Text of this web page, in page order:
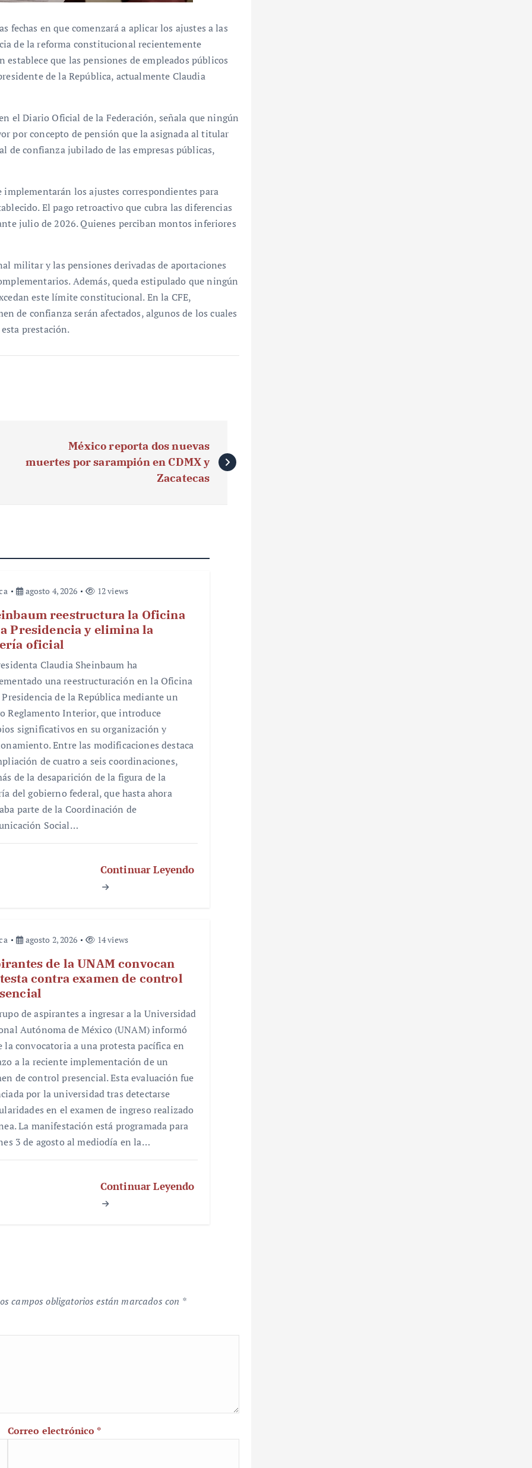
fechas en que comenzará a aplicar los ajustes a las
de la reforma constitucional recientemente
que las pensiones de empleados públicos
de la República, actualmente Claudia
el Diario Oficial de la Federación, señala que ningún
por concepto de pensión que la asignada al titular
de confianza jubilado de las empresas públicas,
los ajustes correspondientes para
El pago retroactivo que cubra las diferencias
julio de 2026. Quienes perciban montos inferiores
militar y las pensiones derivadas de aportaciones
Además, queda estipulado que ningún
este límite constitucional. En la CFE,
de confianza serán afectados, algunos de los cuales
prestación.
México reporta dos nuevas
muertes por sarampión en CDMX y
Zacatecas
agosto 4, 2026 12 views
reestructura la Oficina
Presidencia y elimina la
oficial
Claudia Sheinbaum ha
una reestructuración en la Oficina
Presidencia de la República mediante un
Reglamento Interior, que introduce
significativos en su organización y
Entre las modificaciones destaca
de cuatro a seis coordinaciones,
de la desaparición de la figura de la
del gobierno federal, que hasta ahora
parte de la Coordinación de
Social…
Continuar Leyendo
agosto 2, 2026 14 views
de la UNAM convocan
contra examen de control
de aspirantes a ingresar a la Universidad
Autónoma de México (UNAM) informó
la convocatoria a una protesta pacífica en
a la reciente implementación de un
de control presencial. Esta evaluación fue
por la universidad tras detectarse
en el examen de ingreso realizado
La manifestación está programada para
3 de agosto al mediodía en la…
Continuar Leyendo
campos obligatorios están marcados con *
Correo electrónico *